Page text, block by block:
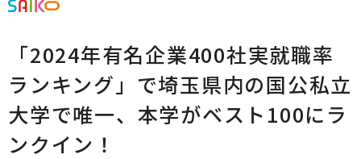
ョ
ン
「2024年有名企業400社実就職率
ランキング」で埼玉県内の国公私立
大学で唯一、本学がベスト100にラ
ンクイン！